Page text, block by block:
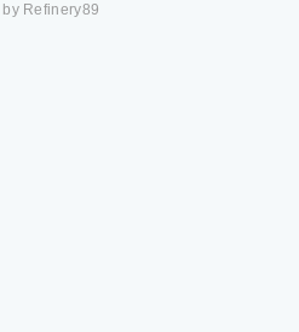
Refinery89